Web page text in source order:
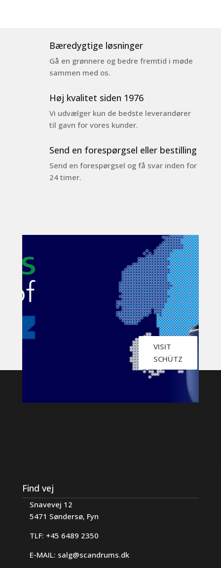
Bæredygtige løsninger
Gå en grønnere og bedre fremtid i møde
sammen med os.
Høj kvalitet siden 1976
Vi udvælger kun de bedste leverandører
til gavn for vores kunder.
Send en forespørgsel eller bestilling
Send en forespørgsel og få svar inden for
24 timer.
VISIT
SCHÜTZ
Find vej
Snavevej 12
5471 Søndersø, Fyn
TLF: +45 6489 2350
E-MAIL: salg@scandrums.dk